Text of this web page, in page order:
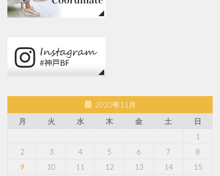
2020年11月
月
火 水 木 金 土
日
1
2
3 4 5 6 7
8
9
10 11 12 13 14
15